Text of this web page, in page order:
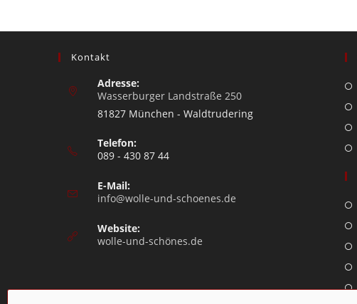
Kontakt
Adresse:
Wasserburger Landstraße 250
81827 München - Waldtrudering
Telefon:
089 - 430 87 44
E-Mail:
info@wolle-und-schoenes.de
Website:
wolle-und-schönes.de